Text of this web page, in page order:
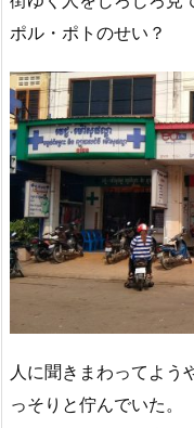
ポル・ポトのせい？
人に聞きまわってよう
っそりと佇んでいた。